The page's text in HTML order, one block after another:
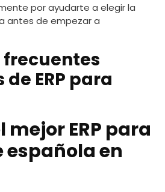
por ayudarte a elegir la
antes de empezar a
ERP para
mejor ERP para
en